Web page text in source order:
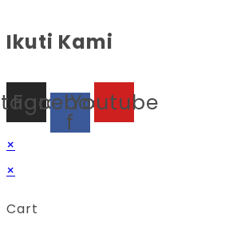
Ikuti Kami
Facebook-
f
Youtube
×
×
Cart